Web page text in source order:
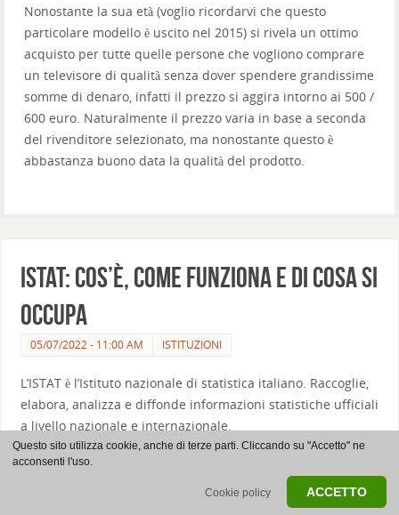
Nonostante la sua età (voglio ricordarvi che questo
particolare modello è uscito nel 2015) si rivela un ottimo
acquisto per tutte quelle persone che vogliono comprare
un televisore di qualità senza dover spendere grandissime
somme di denaro, infatti il prezzo si aggira intorno ai 500 /
600 euro. Naturalmente il prezzo varia in base a seconda
del rivenditore selezionato, ma nonostante questo è
abbastanza buono data la qualità del prodotto.
ISTAT: cos’è, come funziona e di cosa si
occupa
05/07/2022 - 11:00 AM ISTITUZIONI
L’ISTAT è l’Istituto nazionale di statistica italiano. Raccoglie,
elabora, analizza e diffonde informazioni statistiche ufficiali
a livello nazionale e internazionale.
L’ISTAT svolge inoltre un ruolo fondamentale nella
progettazione e nell’implementazione del sistema statistico
nazionale, nonché nel coordinamento statistico con altre
Questo sito utilizza cookie, anche di terze parti. Cliccando su "Accetto" ne
acconsenti l'uso.
Cookie policy ACCETTO